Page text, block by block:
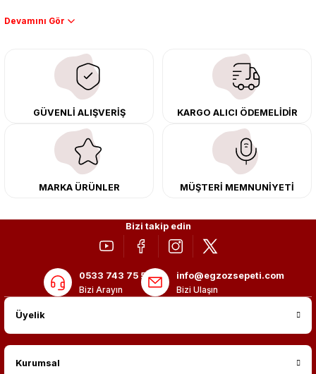
Performans artışı isteyen sürücüler için özel performans egzozları ve
çıkma orijinal ürünler ile yenileyebilir, body kit uygulamalarıyla aracınızın
tasarımını ve aerodinamisini üst seviyeye taşıyabilirsiniz.
Tüm ürünlerimiz orijinal, dayanıklı ve uzun ömürlüdür. İstanbul’daki montaj
merkezimizde profesyonel montaj yapıyor, Türkiye’nin her yerine güvenli
kargo ile teslimat gerçekleştiriyoruz. Aracınıza değer katmak için doğru
adres: Egzoz Sepeti.
GÜVENLİ ALIŞVERİŞ KARGO ALICI ÖDEMELİDİR
MARKA ÜRÜNLER MÜŞTERİ MEMNUNİYETİ
Bizi takip edin
0533 743 75 56
Bizi Arayın
info@egzozsepeti.com
Bizi Ulaşın
Üyelik
Kurumsal